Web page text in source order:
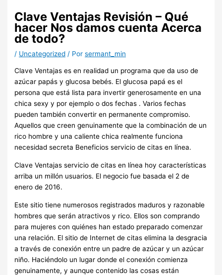
Clave Ventajas Revisión – Qué
hacer Nos damos cuenta Acerca
de todo?
/ Uncategorized / Porsermant_min
Clave Ventajas es en realidad un programa que da uso de
azúcar papás y glucosa bebés. El glucosa papá es el
persona que está lista para invertir generosamente en una
chica sexy y por ejemplo o dos fechas . Varios fechas
pueden también convertir en permanente compromiso.
Aquellos que creen genuinamente que la combinación de un
rico hombre y una caliente chica realmente funciona
necesidad secreta Beneficios servicio de citas en línea.
Clave Ventajas servicio de citas en línea hoy características
arriba un millón usuarios. El negocio fue basada el 2 de
enero de 2016.
Este sitio tiene numerosos registrados maduros y razonable
hombres que serán atractivos y rico. Ellos son comprando
para mujeres con quiénes han estado preparado comenzar
una relación. El sitio de Internet de citas elimina la desgracia
a través de conexión entre un padre de azúcar y un azúcar
niño. Haciéndolo un lugar donde el conexión comienza
genuinamente, y aunque contenido las cosas están